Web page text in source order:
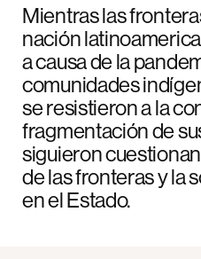
Mientras las
nación
a causa de la
comunidades
se resistieron a la
fragmentación de
siguieron
de las fronteras y la
en el Estado.